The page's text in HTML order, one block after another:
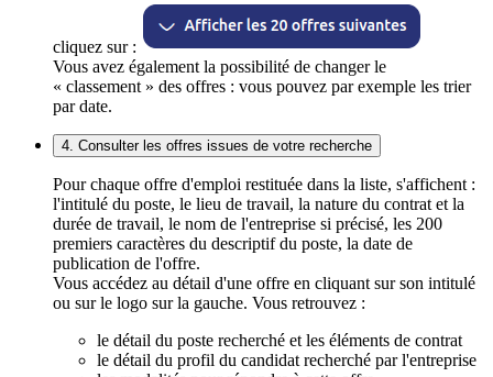
cliquez sur :
Vous avez également la possibilité de changer le
« classement » des offres : vous pouvez par exemple les trier
par date.
4. Consulter les offres issues de votre recherche
Pour chaque offre d'emploi restituée dans la liste, s'affichent :
l'intitulé du poste, le lieu de travail, la nature du contrat et la
durée de travail, le nom de l'entreprise si précisé, les 200
premiers caractères du descriptif du poste, la date de
publication de l'offre.
Vous accédez au détail d'une offre en cliquant sur son intitulé
ou sur le logo sur la gauche. Vous retrouvez :
le détail du poste recherché et les éléments de contrat
le détail du profil du candidat recherché par l'entreprise